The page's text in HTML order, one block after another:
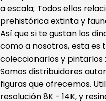
a escala; Todos ellos
prehistórica extinta y
Así que si te gustan los
como a nosotros, esta
coleccionarlos y pintarlos
Somos distribuidores
figuras que ofrecemos.
resolución 8K - 14K, y